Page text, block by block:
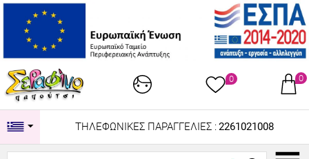
0 0
ΤΗΛΕΦΩΝΙΚΕΣ ΠΑΡΑΓΓΕΛΙΕΣ : 2261021008